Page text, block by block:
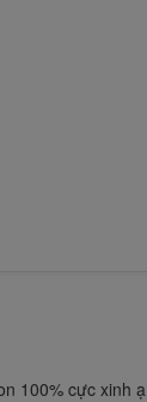
100% cực xinh ạ